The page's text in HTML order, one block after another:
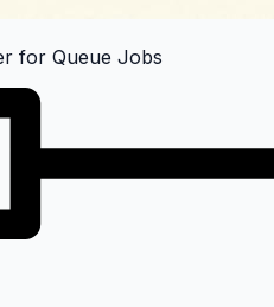
for Queue Jobs